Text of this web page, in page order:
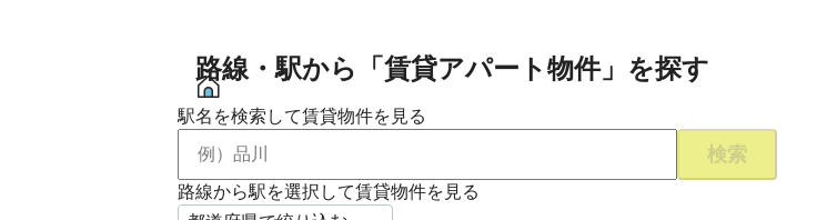
路線・駅から「賃貸アパート物件」を探す
駅名を検索して賃貸物件を見る
検索
路線から駅を選択して賃貸物件を見る